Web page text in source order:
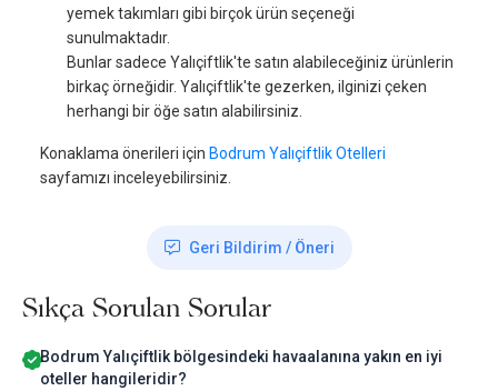
yemek takımları gibi birçok ürün seçeneği
sunulmaktadır.
Bunlar sadece Yalıçiftlik'te satın alabileceğiniz ürünlerin
birkaç örneğidir. Yalıçiftlik'te gezerken, ilginizi çeken
herhangi bir öğe satın alabilirsiniz.
Konaklama önerileri için Bodrum Yalıçiftlik Otelleri
sayfamızı inceleyebilirsiniz.
Geri Bildirim / Öneri
Sıkça Sorulan Sorular
Bodrum Yalıçiftlik bölgesindeki havaalanına yakın en iyi
oteller hangileridir?